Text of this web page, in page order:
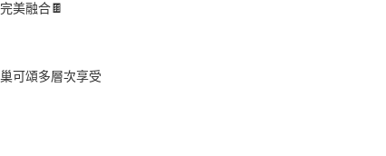
美融合🍫
可頌多層次享受